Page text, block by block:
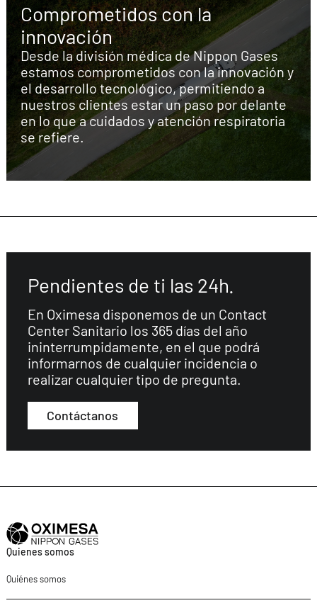
Comprometidos con la
innovación
Desde la división médica de Nippon Gases
estamos comprometidos con la innovación y
el desarrollo tecnológico, permitiendo a
nuestros clientes estar un paso por delante
en lo que a cuidados y atención respiratoria
se refiere.
Pendientes de ti las 24h.
En Oximesa disponemos de un Contact
Center Sanitario los 365 días del año
ininterrumpidamente, en el que podrá
informarnos de cualquier incidencia o
realizar cualquier tipo de pregunta.
Contáctanos
Quienes somos
Quiénes somos